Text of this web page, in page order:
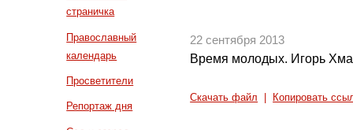
страничка
Православный
календарь
Просветители
Репортаж дня
22 сентября 2013
Время молодых. Игорь
Скачать файл Копировать